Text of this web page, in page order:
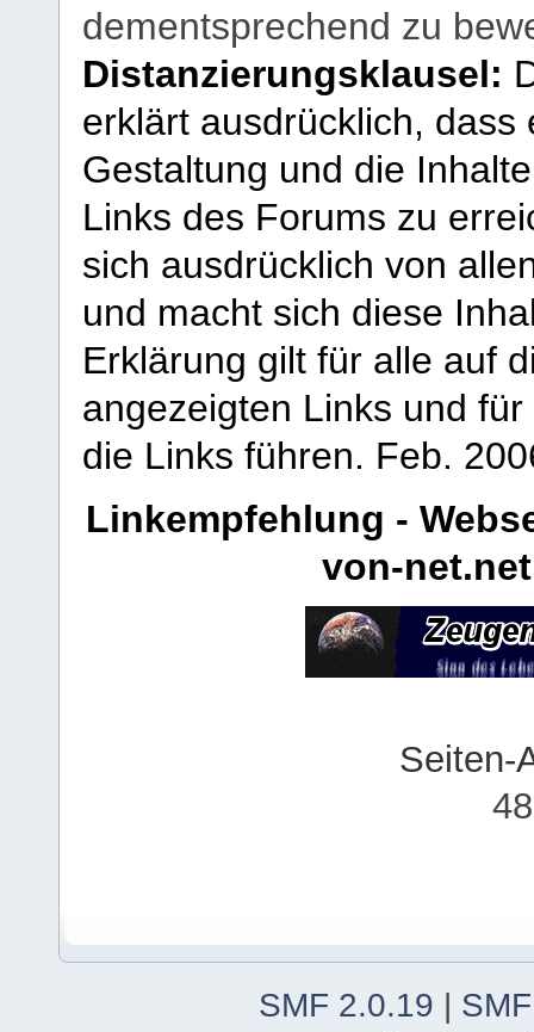
dementsprechend zu
Distanzierungsklausel:
erklärt ausdrücklich,
Gestaltung und die
Links des Forums zu
sich ausdrücklich von
und macht sich diese
Erklärung gilt für alle auf
angezeigten Links und
die Links führen. Feb.
Linkempfehlung -
von-net.net
Seiten-
SMF 2.0.19 |